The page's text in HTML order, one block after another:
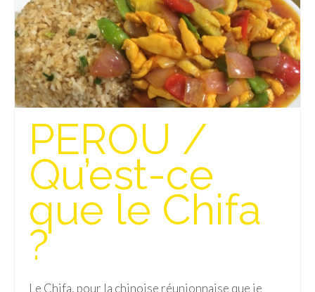
– Hué & Hoi An
– Quy Nhon
BONNES ADRESSES
BERLIN
Restos asiatiques
Marchés
CHIANG MAI
Cafés
PEROU /
Qu’est-ce
que le Chifa
?
Le Chifa, pour la chinoise réunionnaise que je